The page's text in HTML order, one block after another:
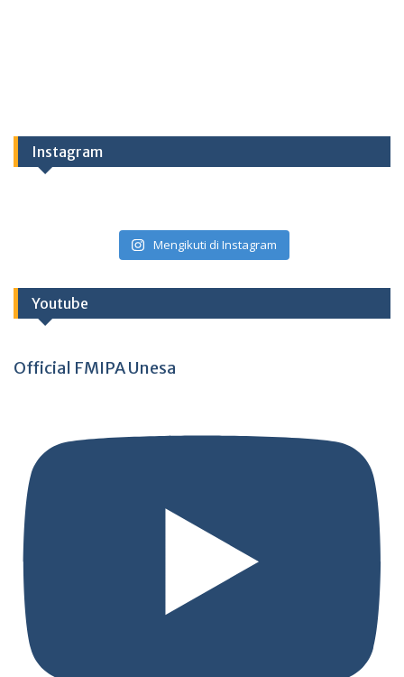
Instagram
Mengikuti di Instagram
Youtube
Official FMIPA Unesa